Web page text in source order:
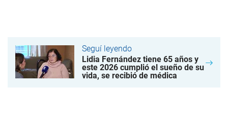
Seguí leyendo
Lidia Fernández tiene 65 años y
este 2026 cumplió el sueño de su
vida, se recibió de médica